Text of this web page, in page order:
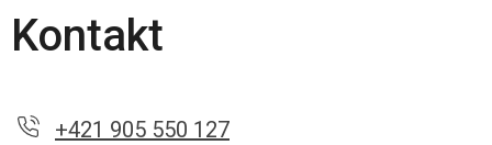
Kontakt
+421 905 550 127